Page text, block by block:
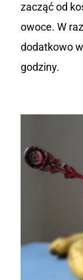
zacząć od
owoce. W
dodatkowo
godziny.